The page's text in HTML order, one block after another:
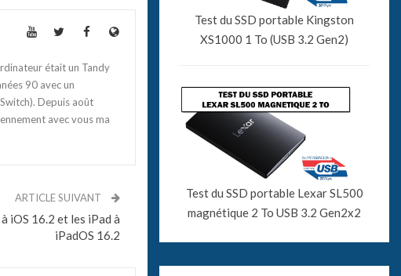
était un Tandy
90 avec un
Depuis août
avec vous ma
ARTICLE SUIVANT
iOS 16.2 et les iPad à
iPadOS 16.2
Test du SSD portable Kingston
XS1000 1 To (USB 3.2 Gen2)
Test du SSD portable Lexar SL500
magnétique 2 To USB 3.2 Gen2x2